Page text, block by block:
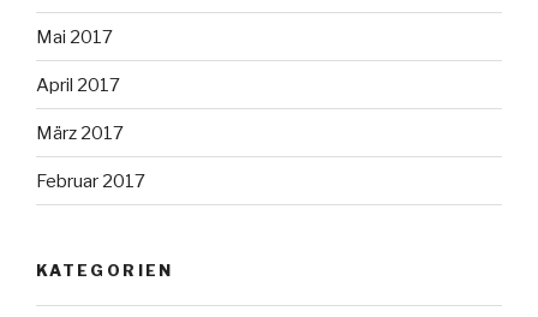
Mai 2017
April 2017
März 2017
Februar 2017
KATEGORIEN